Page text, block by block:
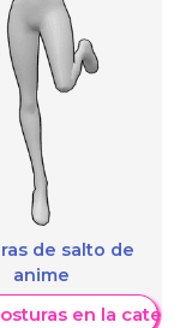
de salto de
anime
en la